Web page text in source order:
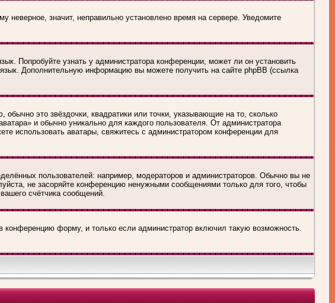
неверное, значит, неправильно установлено время на сервере. Уведомите
Попробуйте узнать у администратора конференции, может ли он установить
Дополнительную информацию вы можете получить на сайте phpBB (ссылка
это звёздочки, квадратики или точки, указывающие на то, сколько
и обычно уникально для каждого пользователя. От администратора
использовать аватары, свяжитесь с администратором конференции для
пользователей: например, модераторов и администраторов. Обычно вы не
не засоряйте конференцию ненужными сообщениями только для того, чтобы
счётчика сообщений.
конференцию форму, и только если администратор включил такую возможность.